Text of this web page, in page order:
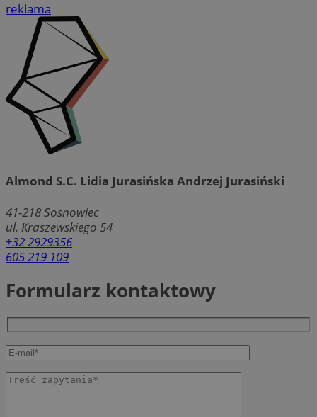
reklama
Almond S.C. Lidia Jurasińska Andrzej Jurasiński
41-218Sosnowiec
ul. Kraszewskiego 54
+32 2929356
605 219 109
Formularz kontaktowy